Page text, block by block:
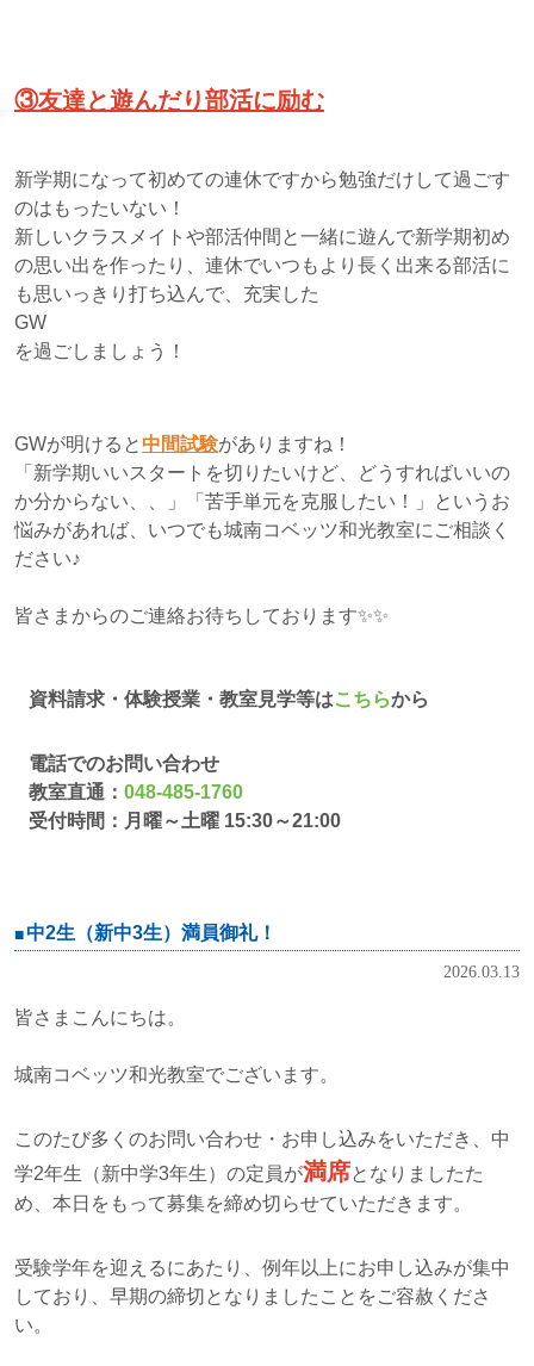
③友達と遊んだり部活に励む
新学期になって初めての連休ですから勉強だけして過ごす
のはもったいない！
新しいクラスメイトや部活仲間と一緒に遊んで新学期初め
の思い出を作ったり、連休でいつもより長く出来る部活に
も思いっきり打ち込んで、充実した
GW
を過ごしましょう！
GWが明けると中間試験がありますね！
「新学期いいスタートを切りたいけど、どうすればいいの
か分からない、、」「苦手単元を克服したい！」というお
悩みがあれば、いつでも城南コベッツ和光教室にご相談く
ださい♪
皆さまからのご連絡お待ちしております✨✨
資料請求・体験授業・教室見学等はこちらから
電話でのお問い合わせ
教室直通： 048-485-1760
受付時間：月曜～土曜 15:30～21:00
中2生（新中3生）満員御礼！
2026.03.13
皆さまこんにちは。
城南コベッツ和光教室でございます。
このたび多くのお問い合わせ・お申し込みをいただき、中
学2年生（新中学3年生）の定員が満席となりましたた
め、本日をもって募集を締め切らせていただきます。
受験学年を迎えるにあたり、例年以上にお申し込みが集中
しており、早期の締切となりましたことをご容赦くださ
い。